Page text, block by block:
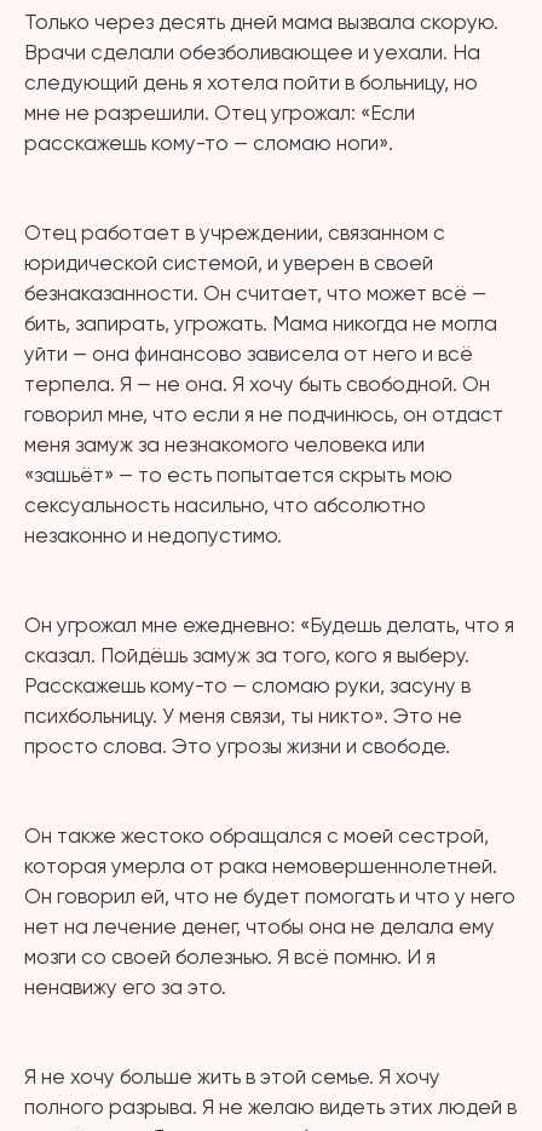
Только через десять дней мама вызвала скорую.
Врачи сделали обезболивающее и уехали. На
следующий день я хотела пойти в больницу, но
мне не разрешили. Отец угрожал: «Если
расскажешь кому-то — сломаю ноги».
Отец работает в учреждении, связанном с
юридической системой, и уверен в своей
безнаказанности. Он считает, что может всё —
бить, запирать, угрожать. Мама никогда не могла
уйти — она финансово зависела от него и всё
терпела. Я — не она. Я хочу быть свободной. Он
говорил мне, что если я не подчинюсь, он отдаст
меня замуж за незнакомого человека или
«зашьёт» — то есть попытается скрыть мою
сексуальность насильно, что абсолютно
незаконно и недопустимо.
Он угрожал мне ежедневно: «Будешь делать, что я
сказал. Пойдёшь замуж за того, кого я выберу.
Расскажешь кому-то — сломаю руки, засуну в
психбольницу. У меня связи, ты никто». Это не
просто слова. Это угрозы жизни и свободе.
Он также жестоко обращался с моей сестрой,
которая умерла от рака немовершеннолетней.
Он говорил ей, что не будет помогать и что у него
нет на лечение денег, чтобы она не делала ему
мозги со своей болезнью. Я всё помню. И я
ненавижу его за это.
Я не хочу больше жить в этой семье. Я хочу
полного разрыва. Я не желаю видеть этих людей в